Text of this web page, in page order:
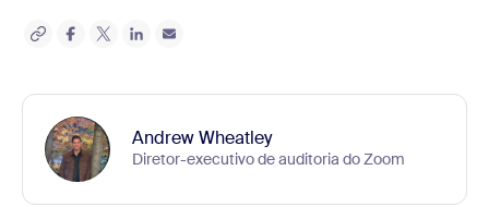
Andrew Wheatley
Diretor-executivo de auditoria do Zoom